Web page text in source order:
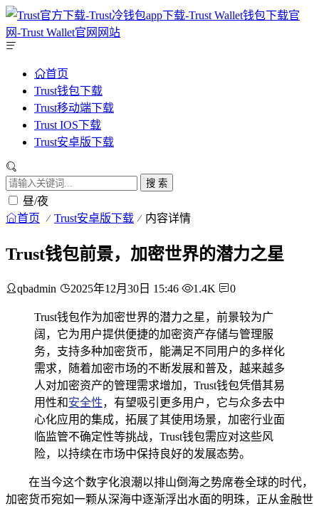
首页
Trust钱包下载
Trust移动端下载
Trust IOS下载
Trust安卓版下载
搜 索
昼/夜
首页 Trust安卓版下载 内容详情
Trust钱包前景，加密世界的潜力之星
qbadmin 2025年12月30日 15:46 1.4K 0
Trust钱包作为加密世界的潜力之星，前景较为广
阔，它为用户提供便捷的加密资产存储与管理服
务，支持多种加密货币，能满足不同用户的多样化
需求，随着加密市场的不断发展和普及，越来越多
人对加密资产的管理需求增加，Trust钱包凭借其易
用性和安全性，有望吸引更多用户，它与众多去中
心化应用的集成，拓展了其使用场景，加密行业面
临监管不确定性等挑战，Trust钱包需应对这些风
险，以持续在市场中保持良好的发展态势。
在当今这个数字化浪潮以排山倒海之势席卷全球的时代，
加密货币宛如一颗从深海中逐渐浮出水面的明珠，正从金融世